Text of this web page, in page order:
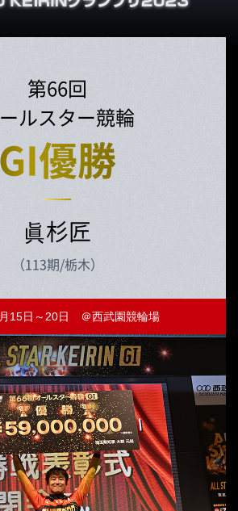
第66回
ルスター競輪
GI優勝
眞杉匠
（113期/栃木）
15日～20日 ＠西武園競輪場